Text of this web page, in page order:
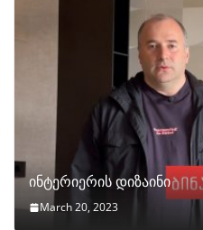
ინტერიერის დიზაინი
March 20, 2023